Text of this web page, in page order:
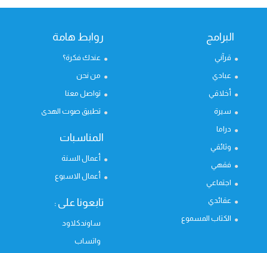
البرامج
قرآني
عبادي
أخلاقي
سيرة
دراما
وثائقي
فقهي
اجتماعي
عقائدي
الكتاب المسموع
روابط هامة
عندك فكرة؟
من نحن
تواصل معنا
تطبيق صوت الهدى
المناسبات
أعمال السنة
أعمال الاسبوع
تابعونا على :
ساوندكلاود
واتساب